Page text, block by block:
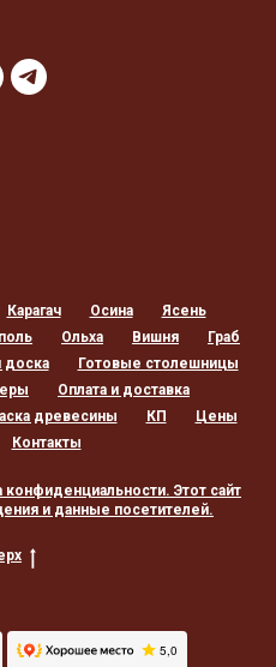
Карагач Осина
Ясень
Ольха Вишня
Граб
доска
Готовые столешницы
Оплата и доставка
древесины КП
Цены
Контакты
конфиденциальности. Этот сайт
и данные посетителей.